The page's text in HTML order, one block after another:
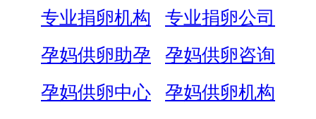
专业捐卵机构
专业捐卵公司
孕妈供卵助孕
孕妈供卵咨询
孕妈供卵中心
孕妈供卵机构